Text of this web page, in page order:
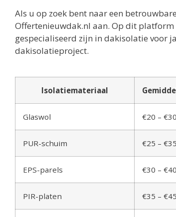
Als u op zoek bent naar een
Offertenieuwdak.nl aan. Op dit
gespecialiseerd zijn in dakisolatie voor
dakisolatieproject.
Isolatiemateriaal
Glaswol €20 – €30
PUR-schuim €25 – €35
EPS-parels €30 – €40
PIR-platen €35 – €45